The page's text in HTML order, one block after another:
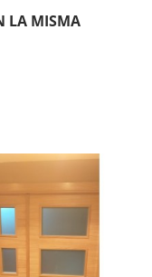
LA MISMA